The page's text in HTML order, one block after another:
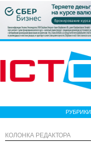
РУБРИКИ
КОЛОНКА РЕДАКТОРА